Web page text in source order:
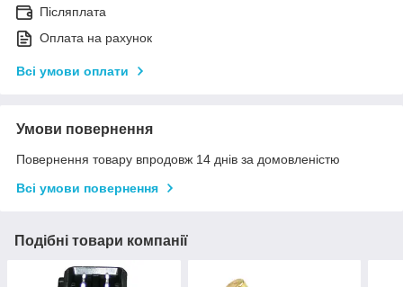
Післяплата
Оплата на рахунок
Всі умови оплати
Умови повернення
Повернення товару впродовж 14 днів за домовленістю
Всі умови повернення
Подібні товари компанії